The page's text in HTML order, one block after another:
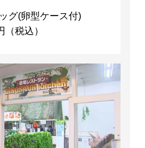
グ(卵型ケース付)
（税込）